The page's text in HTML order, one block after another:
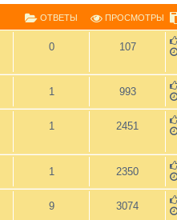
ОТВЕТЫ ПРОСМОТРЫ
0 107
1 993
1 2451
1 2350
9 3074